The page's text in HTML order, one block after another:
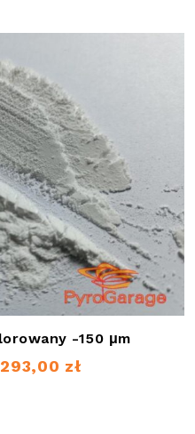
-150 μm
293,00 złZakres